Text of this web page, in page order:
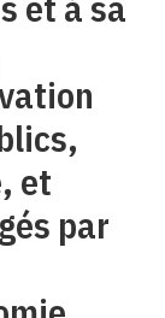
et
par